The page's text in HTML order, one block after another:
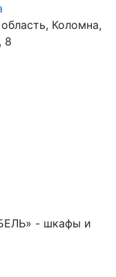
Коломна,
8
- шкафы и